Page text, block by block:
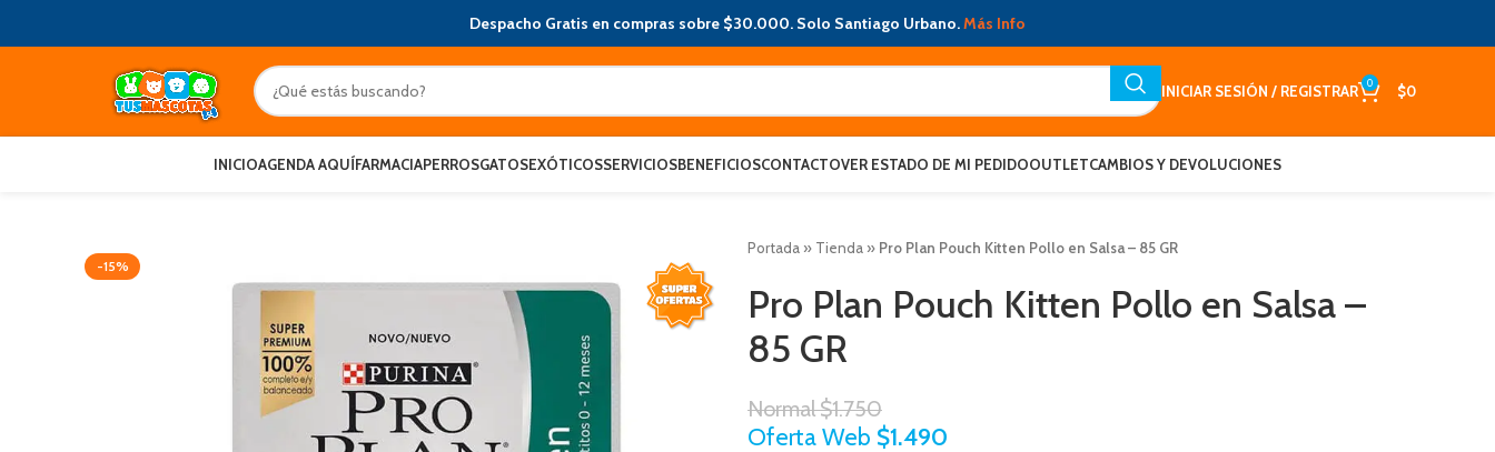
Despacho Gratis en compras sobre $30.000. Solo Santiago Urbano.Más Info
INICIAR SESIÓN / REGISTRAR 0 $0
INICIOAGENDA AQUÍFARMACIAPERROSGATOSEXÓTICOSSERVICIOSBENEFICIOSCONTACTOVER ESTADO DE MI PEDIDOOUTLETCAMBIOS Y DEVOLUCIONES
-15%
Portada » Tienda » Pro Plan Pouch Kitten Pollo en Salsa – 85 GR
Pro Plan Pouch Kitten Pollo en Salsa –
85 GR
Normal$1.750
Oferta Web $1.490